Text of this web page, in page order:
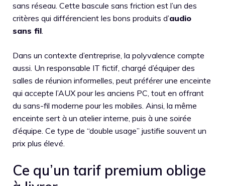
sans réseau. Cette bascule sans friction est l’un des
critères qui différencient les bons produits d’audio
sans fil.
Dans un contexte d’entreprise, la polyvalence compte
aussi. Un responsable IT fictif, chargé d’équiper des
salles de réunion informelles, peut préférer une enceinte
qui accepte l’AUX pour les anciens PC, tout en offrant
du sans-fil moderne pour les mobiles. Ainsi, la même
enceinte sert à un atelier interne, puis à une soirée
d’équipe. Ce type de “double usage” justifie souvent un
prix plus élevé.
Ce qu’un tarif premium oblige